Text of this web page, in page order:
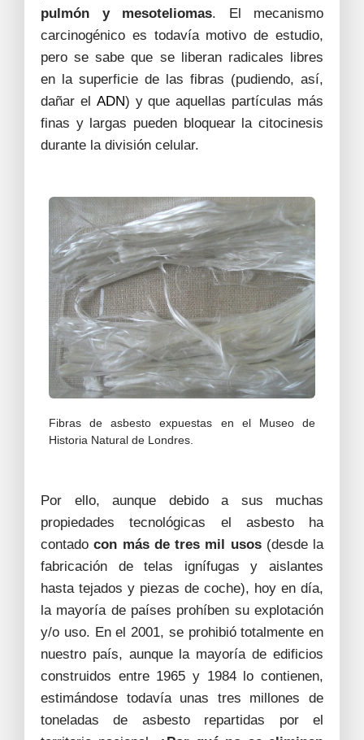
pulmón y mesoteliomas. El mecanismo
carcinogénico es todavía motivo de estudio,
pero se sabe que se liberan radicales libres
en la superficie de las fibras (pudiendo, así,
dañar el ADN) y que aquellas partículas más
finas y largas pueden bloquear la citocinesis
durante la división celular.
Fibras de asbesto expuestas en el Museo de
Historia Natural de Londres.
Por ello, aunque debido a sus muchas
propiedades tecnológicas el asbesto ha
contadocon más de tres mil usos(desde la
fabricación de telas ignífugas y aislantes
hasta tejados y piezas de coche), hoy en día,
la mayoría de países prohíben su explotación
y/o uso. En el 2001, se prohibió totalmente en
nuestro país, aunque la mayoría de edificios
construidos entre 1965 y 1984 lo contienen,
estimándose todavía unas tres millones de
toneladas de asbesto repartidas por el